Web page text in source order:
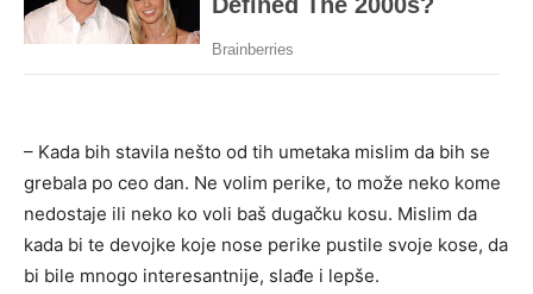
– Kada bih stavila nešto od tih umetaka mislim da bih se
grebala po ceo dan. Ne volim perike, to može neko kome
nedostaje ili neko ko voli baš dugačku kosu. Mislim da
kada bi te devojke koje nose perike pustile svoje kose, da
bi bile mnogo interesantnije, slađe i lepše.